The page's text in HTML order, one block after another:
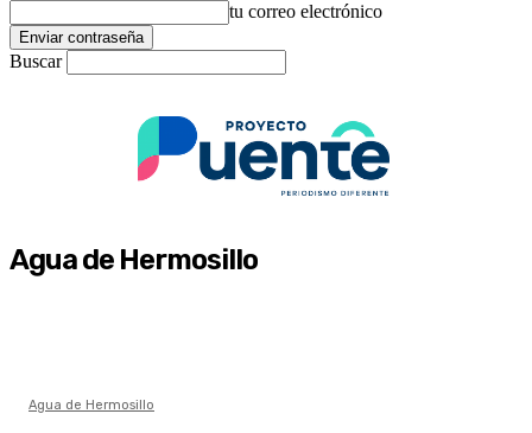
tu correo electrónico
Buscar
Agua de Hermosillo
Agua de Hermosillo